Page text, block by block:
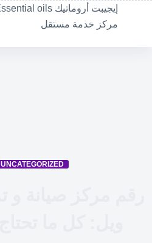
إيجيبت أروماتيك Egypt Aromatic for Essential oils
مركز خدمة مستقل
UNCATEGORIZED